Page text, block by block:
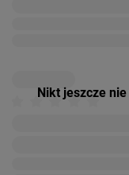
Nikt jeszcze